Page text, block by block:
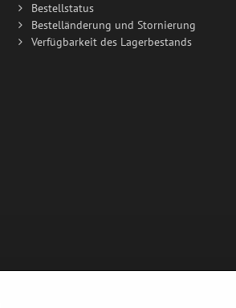
Bestellstatus
Bestelländerung und Stornierung
Verfügbarkeit des Lagerbestands